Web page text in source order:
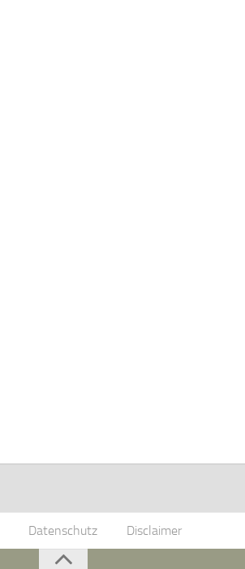
Datenschutz Disclaimer